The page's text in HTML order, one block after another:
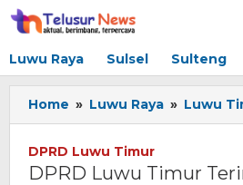
Lewati
ke
Luwu Raya Sulsel Sulteng
Home » Luwu Raya » Luwu
DPRD Luwu Timur
DPRD Luwu Timur